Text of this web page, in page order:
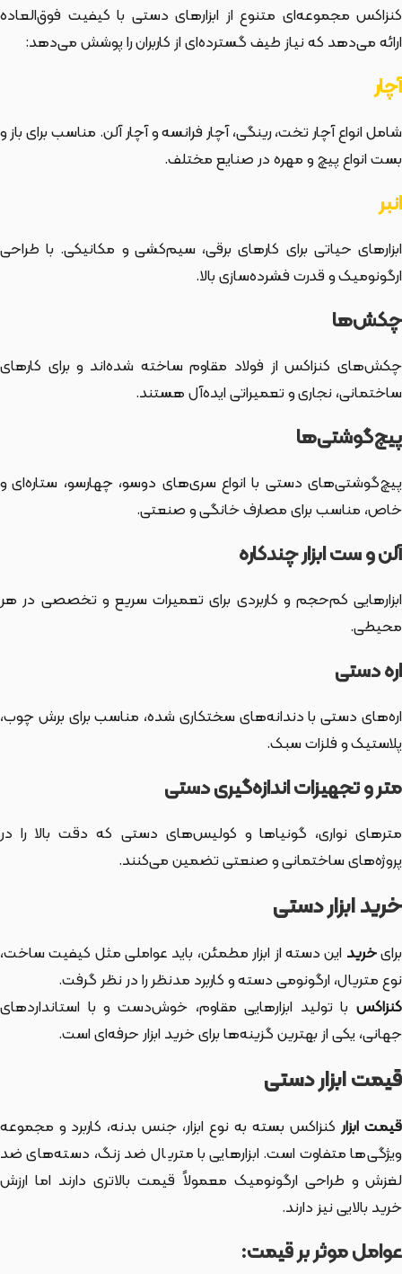
کنزاکس مجموعه‌ای متنوع از ابزارهای دستی با کیفیت فوق‌العاده
ارائه می‌دهد که نیاز طیف گسترده‌ای از کاربران را پوشش می‌دهد:
آچار
شامل انواع آچار تخت، رینگی، آچار فرانسه و آچار آلن. مناسب برای باز و
بست انواع پیچ و مهره در صنایع مختلف.
انبر
ابزارهای حیاتی برای کارهای برقی، سیم‌کشی و مکانیکی. با طراحی
ارگونومیک و قدرت فشرده‌سازی بالا.
چکش‌ها
چکش‌های کنزاکس از فولاد مقاوم ساخته شده‌اند و برای کارهای
ساختمانی، نجاری و تعمیراتی ایده‌آل هستند.
پیچ‌گوشتی‌ها
پیچ‌گوشتی‌های دستی با انواع سری‌های دوسو، چهارسو، ستاره‌ای و
خاص، مناسب برای مصارف خانگی و صنعتی.
آلن و ست ابزار چندکاره
ابزارهایی کم‌حجم و کاربردی برای تعمیرات سریع و تخصصی در هر
محیطی.
اره دستی
اره‌های دستی با دندانه‌های سختکاری شده، مناسب برای برش چوب،
پلاستیک و فلزات سبک.
متر و تجهیزات اندازه‌گیری دستی
مترهای نواری، گونیاها و کولیس‌های دستی که دقت بالا را در
پروژه‌های ساختمانی و صنعتی تضمین می‌کنند.
خرید ابزار دستی
برایخرید این دسته از ابزارمطمئن، باید عواملی مثل کیفیت ساخت،
نوع متریال، ارگونومی دسته و کاربرد مدنظر را در نظر گرفت.
کنزاکس با تولید ابزارهایی مقاوم، خوش‌دست و با استانداردهای
جهانی، یکی از بهترین گزینه‌ها برای خرید ابزار حرفه‌ای است.
قیمت ابزار دستی
قیمت ابزار کنزاکس بسته به نوع ابزار، جنس بدنه، کاربرد و مجموعه
ویژگی‌ها متفاوت است. ابزارهایی با متریال ضد زنگ، دسته‌های ضد
لغزش و طراحی ارگونومیک معمولاً قیمت بالاتری دارند اما ارزش
خرید بالایی نیز دارند.
عوامل موثر بر قیمت: